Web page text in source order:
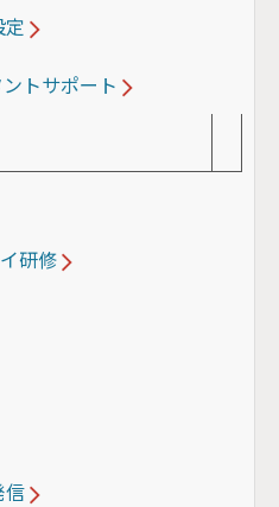
定
トサポート
研修
信